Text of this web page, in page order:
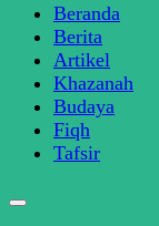
Beranda
Berita
Artikel
Khazanah
Budaya
Fiqh
Tafsir